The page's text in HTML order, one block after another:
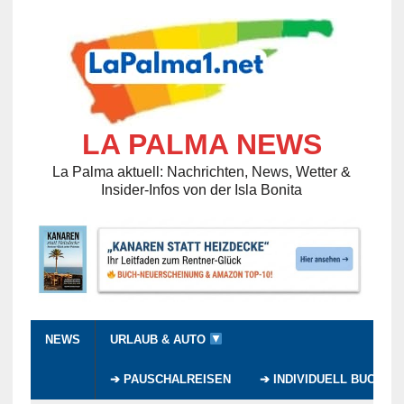
LA PALMA NEWS
La Palma aktuell: Nachrichten, News, Wetter &
Insider-Infos von der Isla Bonita
NEWS URLAUB & AUTO
➔ PAUSCHALREISEN ➔ INDIVIDUELL BUCHEN